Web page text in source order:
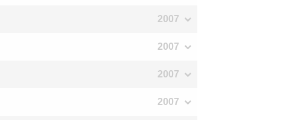
2007
2007
2007
2007